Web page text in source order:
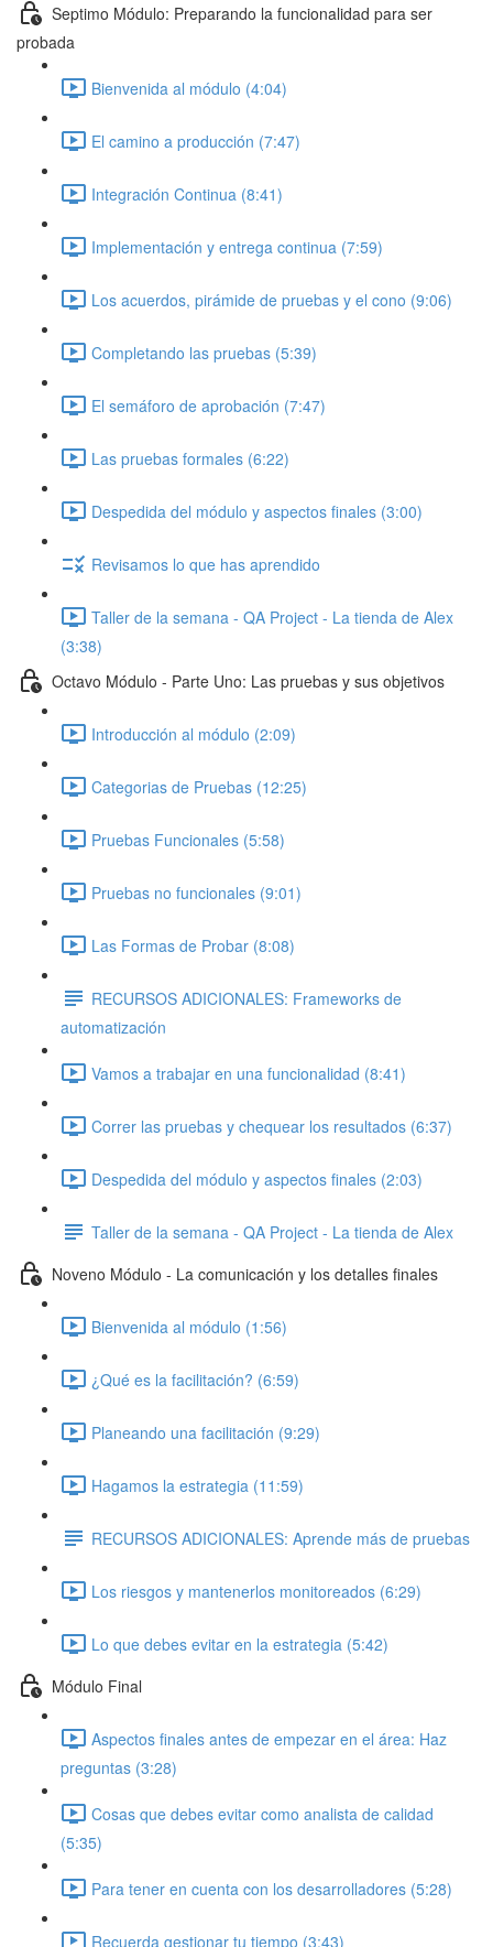
Septimo Módulo: Preparando la funcionalidad para ser
probada
Bienvenida al módulo (4:04)
El camino a producción (7:47)
Integración Continua (8:41)
Implementación y entrega continua (7:59)
Los acuerdos, pirámide de pruebas y el cono (9:06)
Completando las pruebas (5:39)
El semáforo de aprobación (7:47)
Las pruebas formales (6:22)
Despedida del módulo y aspectos finales (3:00)
Revisamos lo que has aprendido
Taller de la semana - QA Project - La tienda de Alex
(3:38)
Octavo Módulo - Parte Uno: Las pruebas y sus objetivos
Introducción al módulo (2:09)
Categorias de Pruebas (12:25)
Pruebas Funcionales (5:58)
Pruebas no funcionales (9:01)
Las Formas de Probar (8:08)
RECURSOS ADICIONALES: Frameworks de
automatización
Vamos a trabajar en una funcionalidad (8:41)
Correr las pruebas y chequear los resultados (6:37)
Despedida del módulo y aspectos finales (2:03)
Taller de la semana - QA Project - La tienda de Alex
Noveno Módulo - La comunicación y los detalles finales
Bienvenida al módulo (1:56)
¿Qué es la facilitación? (6:59)
Planeando una facilitación (9:29)
Hagamos la estrategia (11:59)
RECURSOS ADICIONALES: Aprende más de pruebas
Los riesgos y mantenerlos monitoreados (6:29)
Lo que debes evitar en la estrategia (5:42)
Módulo Final
Aspectos finales antes de empezar en el área: Haz
preguntas (3:28)
Cosas que debes evitar como analista de calidad
(5:35)
Para tener en cuenta con los desarrolladores (5:28)
Recuerda gestionar tu tiempo (3:43)